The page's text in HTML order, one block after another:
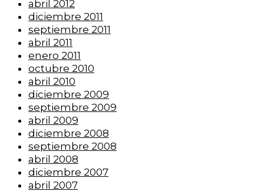
abril 2012
diciembre 2011
septiembre 2011
abril 2011
enero 2011
octubre 2010
abril 2010
diciembre 2009
septiembre 2009
abril 2009
diciembre 2008
septiembre 2008
abril 2008
diciembre 2007
abril 2007